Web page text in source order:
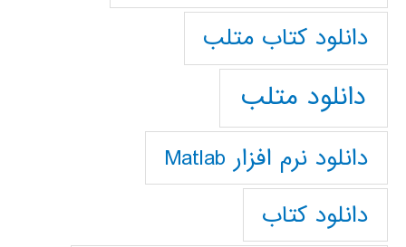
دانلود كتاب متلب
دانلود متلب
دانلود نرم افزار Matlab
دانلود کتاب